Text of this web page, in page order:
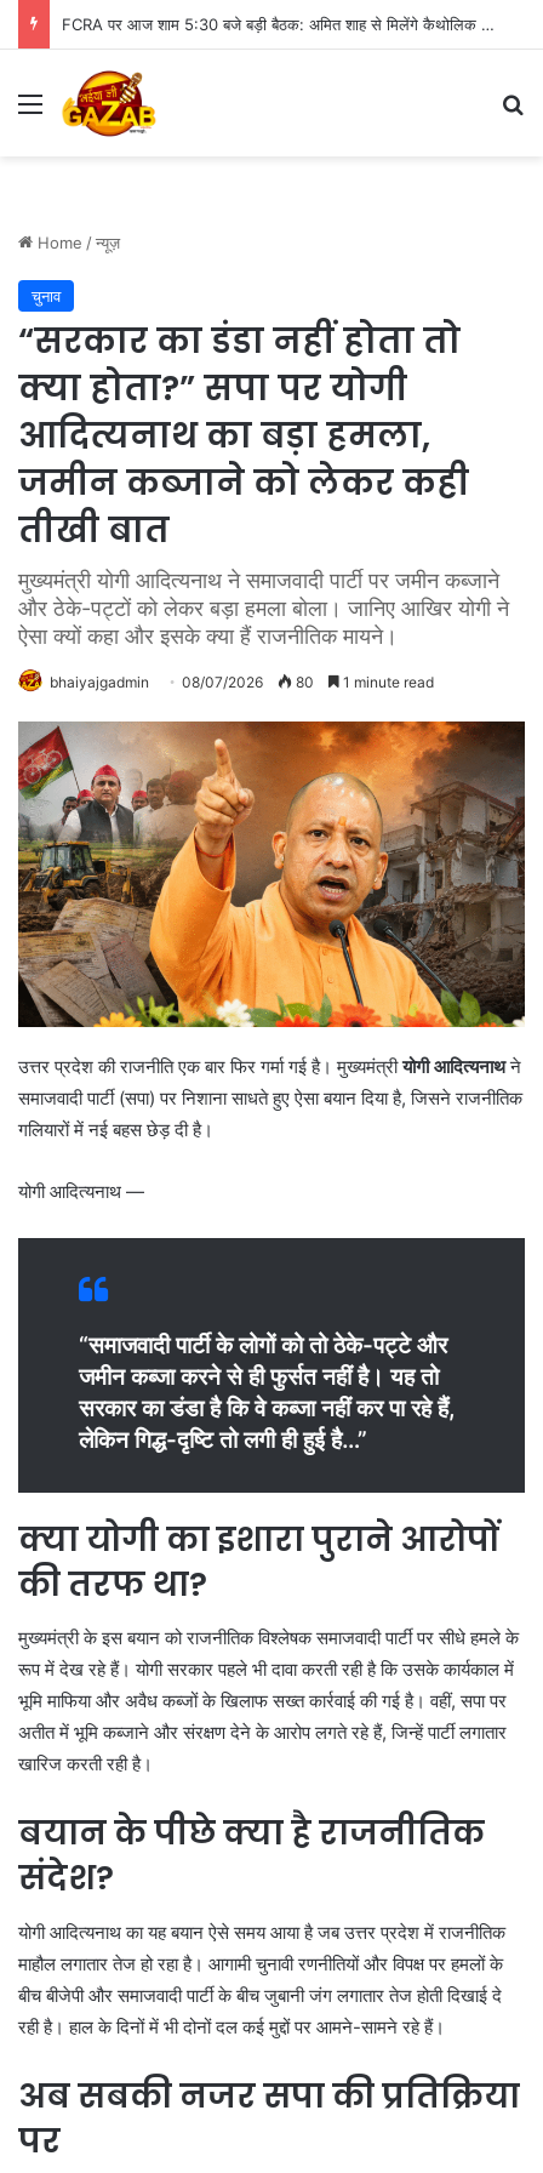
FCRA पर आज शाम 5:30 बजे बड़ी बैठक: अमित शाह से मिलेंगे कैथोलिक बिशप, इन मुद्दों पर हो सकती है चर्चा
Menu
Home /न्यूज़
चुनाव
“सरकार का डंडा नहीं होता तो
क्या होता?” सपा पर योगी
आदित्यनाथ का बड़ा हमला,
जमीन कब्जाने को लेकर कही
तीखी बात
मुख्यमंत्री योगी आदित्यनाथ ने समाजवादी पार्टी पर जमीन कब्जाने
और ठेके-पट्टों को लेकर बड़ा हमला बोला। जानिए आखिर योगी ने
ऐसा क्यों कहा और इसके क्या हैं राजनीतिक मायने।
bhaiyajgadmin 08/07/2026 80 1 minute read
उत्तर प्रदेश की राजनीति एक बार फिर गर्मा गई है। मुख्यमंत्रीयोगी आदित्यनाथने
समाजवादी पार्टी (सपा) पर निशाना साधते हुए ऐसा बयान दिया है, जिसने राजनीतिक
गलियारों में नई बहस छेड़ दी है।
योगी आदित्यनाथ —
“समाजवादी पार्टी के लोगों को तो ठेके-पट्टे और
जमीन कब्जा करने से ही फुर्सत नहीं है। यह तो
सरकार का डंडा है कि वे कब्जा नहीं कर पा रहे हैं,
लेकिन गिद्ध-दृष्टि तो लगी ही हुई है…”
क्या योगी का इशारा पुराने आरोपों
की तरफ था?
मुख्यमंत्री के इस बयान को राजनीतिक विश्लेषक समाजवादी पार्टी पर सीधे हमले के
रूप में देख रहे हैं। योगी सरकार पहले भी दावा करती रही है कि उसके कार्यकाल में
भूमि माफिया और अवैध कब्जों के खिलाफ सख्त कार्रवाई की गई है। वहीं, सपा पर
अतीत में भूमि कब्जाने और संरक्षण देने के आरोप लगते रहे हैं, जिन्हें पार्टी लगातार
खारिज करती रही है।
बयान के पीछे क्या है राजनीतिक
संदेश?
योगी आदित्यनाथ का यह बयान ऐसे समय आया है जब उत्तर प्रदेश में राजनीतिक
माहौल लगातार तेज हो रहा है। आगामी चुनावी रणनीतियों और विपक्ष पर हमलों के
बीच बीजेपी और समाजवादी पार्टी के बीच जुबानी जंग लगातार तेज होती दिखाई दे
रही है। हाल के दिनों में भी दोनों दल कई मुद्दों पर आमने-सामने रहे हैं।
अब सबकी नजर सपा की प्रतिक्रिया
पर